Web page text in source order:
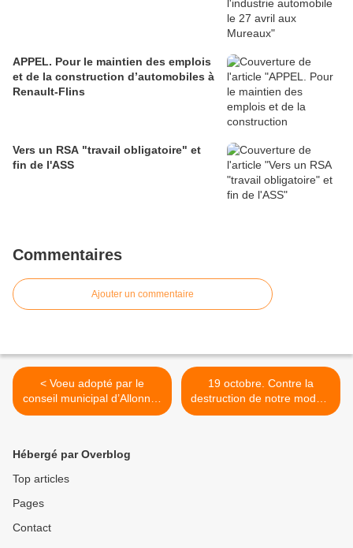
APPEL. Pour le maintien des emplois
et de la construction d’automobiles à
Renault-Flins
Vers un RSA "travail obligatoire" et
fin de l'ASS
Commentaires
Ajouter un commentaire
< Voeu adopté par le
conseil municipal d’Allonnes
(Sarthe) "Appel solennel à
19 octobre. Contre la
destruction de notre modèle
social >
Hébergé par Overblog
Top articles
Pages
Contact